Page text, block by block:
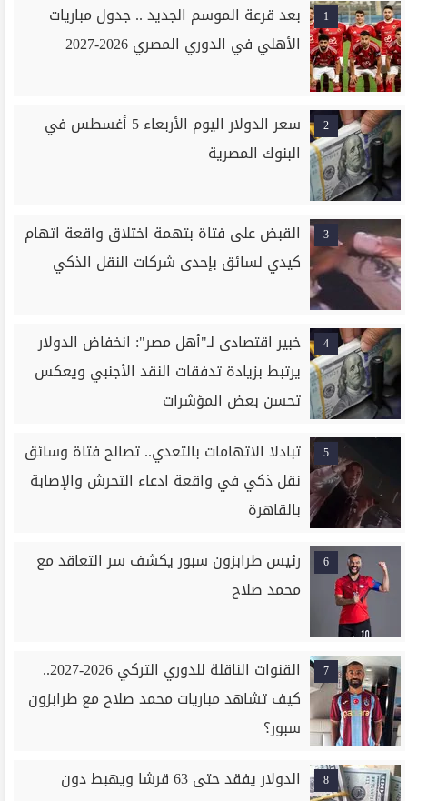
1
بعد قرعة الموسم الجديد .. جدول مباريات
الأهلي في الدوري المصري 2026-2027
2
سعر الدولار اليوم الأربعاء 5 أغسطس في
البنوك المصرية
3
القبض على فتاة بتهمة اختلاق واقعة اتهام
كيدي لسائق بإحدى شركات النقل الذكي
4
خبير اقتصادى لـ"أهل مصر": انخفاض الدولار
يرتبط بزيادة تدفقات النقد الأجنبي ويعكس
تحسن بعض المؤشرات
5
تبادلا الاتهامات بالتعدي.. تصالح فتاة وسائق
نقل ذكي في واقعة ادعاء التحرش والإصابة
بالقاهرة
6
رئيس طرابزون سبور يكشف سر التعاقد مع
محمد صلاح
7
القنوات الناقلة للدوري التركي 2026-2027..
كيف تشاهد مباريات محمد صلاح مع طرابزون
سبور؟
8
الدولار يفقد حتى 63 قرشا ويهبط دون